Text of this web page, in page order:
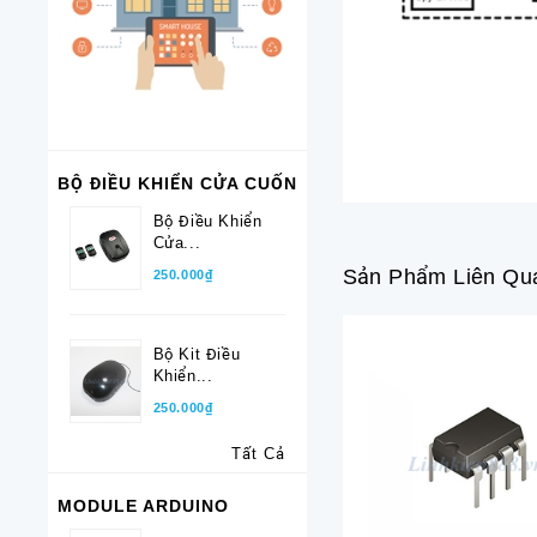
BỘ ĐIỀU KHIỂN CỬA CUỐN
Bộ Điều Khiển
Cửa...
250.000₫
Bộ Kit Điều
Khiển...
250.000₫
Tất Cả
MODULE ARDUINO
Sản Phẩm Liên